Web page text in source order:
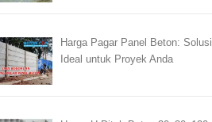
Harga Pagar Panel Beton: Solusi
Ideal untuk Proyek Anda